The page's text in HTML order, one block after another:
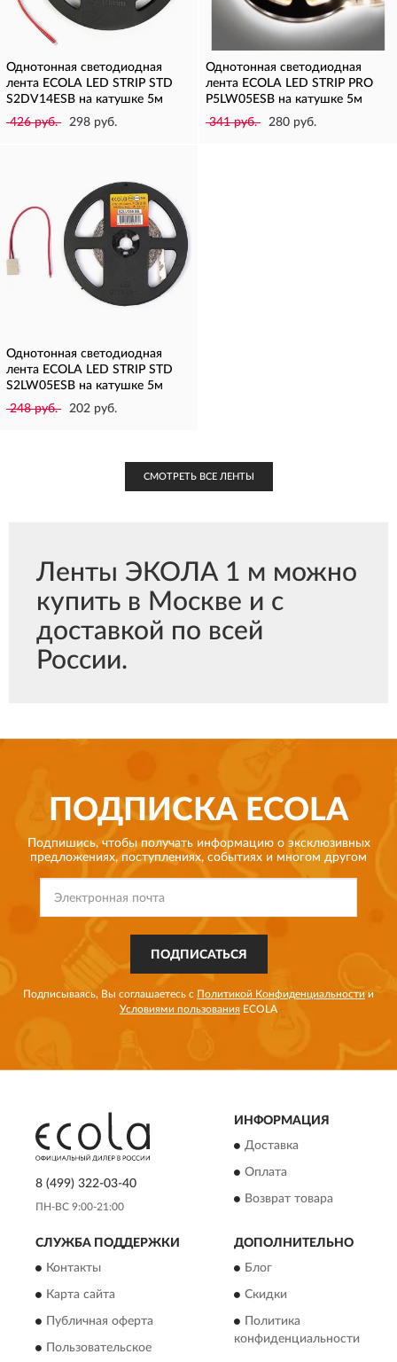
Однотонная светодиодная
лента ECOLA LED STRIP STD
S2DV14ESB на катушке 5м
426 руб.
298 руб.
Однотонная светодиодная
лента ECOLA LED STRIP PRO
P5LW05ESB на катушке 5м
341 руб.
280 руб.
Однотонная светодиодная
лента ECOLA LED STRIP STD
S2LW05ESB на катушке 5м
248 руб.
202 руб.
СМОТРЕТЬ ВСЕ ЛЕНТЫ
Ленты ЭКОЛА 1 м можно
купить в Москве и с
доставкой по всей
России.
ПОДПИСКА ECOLA
Подпишись, чтобы получать информацию о эксклюзивных
предложениях, поступлениях, событиях и многом другом
ПОДПИСАТЬСЯ
Подписываясь, Вы соглашаетесь с Политикой Конфиденциальности и
Условиями пользования ECOLA
8 (499) 322-03-40
ПН-ВС 9:00-21:00
ИНФОРМАЦИЯ
Доставка
Оплата
Возврат товара
СЛУЖБА ПОДДЕРЖКИ
Контакты
Карта сайта
Публичная оферта
Пользовательское
ДОПОЛНИТЕЛЬНО
Блог
Скидки
Политика
конфиденциальности